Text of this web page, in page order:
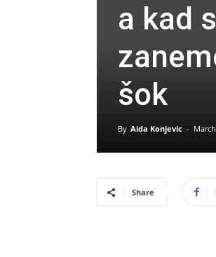
a kad
šok
By Aida Konjevic -
Share